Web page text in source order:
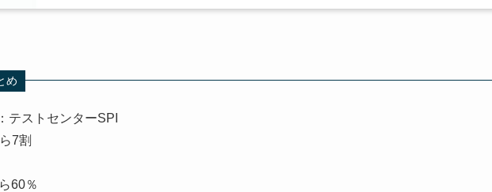
め
テストセンターSPI
7割
60％